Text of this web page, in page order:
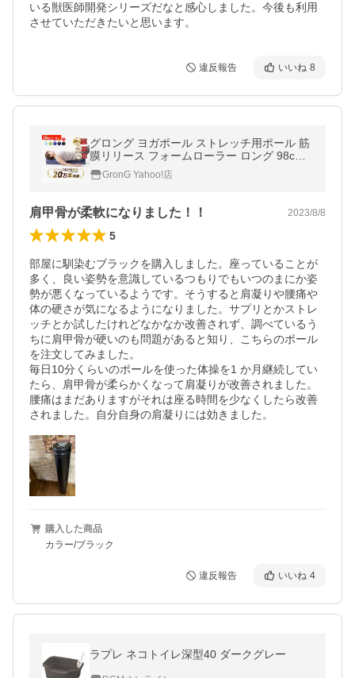
いる獣医師開発シリーズだなと感心しました。今後も利用
させていただきたいと思います。
違反報告 いいね 8
グロング ヨガポール ストレッチ用ポール 筋
膜リリース フォームローラー ロング 98cm
ソフト 使い方説明書き エクササイズ GronG
GronG Yahoo!店
肩甲骨が柔軟になりました！！ 2023/8/8
5
部屋に馴染むブラックを購入しました。座っていることが
多く、良い姿勢を意識しているつもりでもいつのまにか姿
勢が悪くなっているようです。そうすると肩凝りや腰痛や
体の硬さが気になるようになりました。サプリとかストレ
ッチとか試したけれどなかなか改善されず、調べているう
ちに肩甲骨が硬いのも問題があると知り、こちらのポール
を注文してみました。
毎日10分くらいのポールを使った体操を1 か月継続してい
たら、肩甲骨が柔らかくなって肩凝りが改善されました。
腰痛はまだありますがそれは座る時間を少なくしたら改善
されました。自分自身の肩凝りには効きました。
購入した商品
カラー/ブラック
違反報告 いいね 4
ラプレ ネコトイレ深型40 ダークグレー